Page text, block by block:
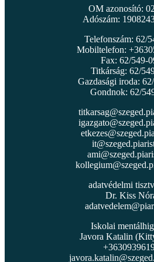
OM azonosító:
Adószám:
Telefonszám: 62/
Mobiltelefon:
Fax: 62/549-
Titkárság: 62/
Gazdasági iroda:
Gondnok: 62/
adatvédelmi
Dr. Kiss
Iskolai
Javora Katalin